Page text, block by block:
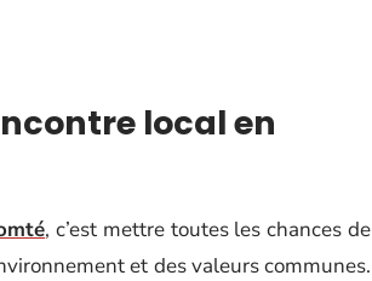
local en
, c’est mettre toutes les chances de
et des valeurs communes.